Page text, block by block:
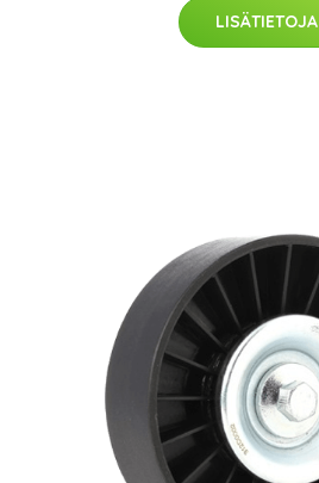
LISÄTIETOJA